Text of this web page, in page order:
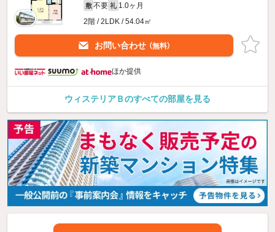
敷 不要 礼 1.0ヶ月
2階 / 2LDK / 54.04㎡
お問い合わせ （無料）
ほか提供
ウィステリアＢのすべての部屋を見る